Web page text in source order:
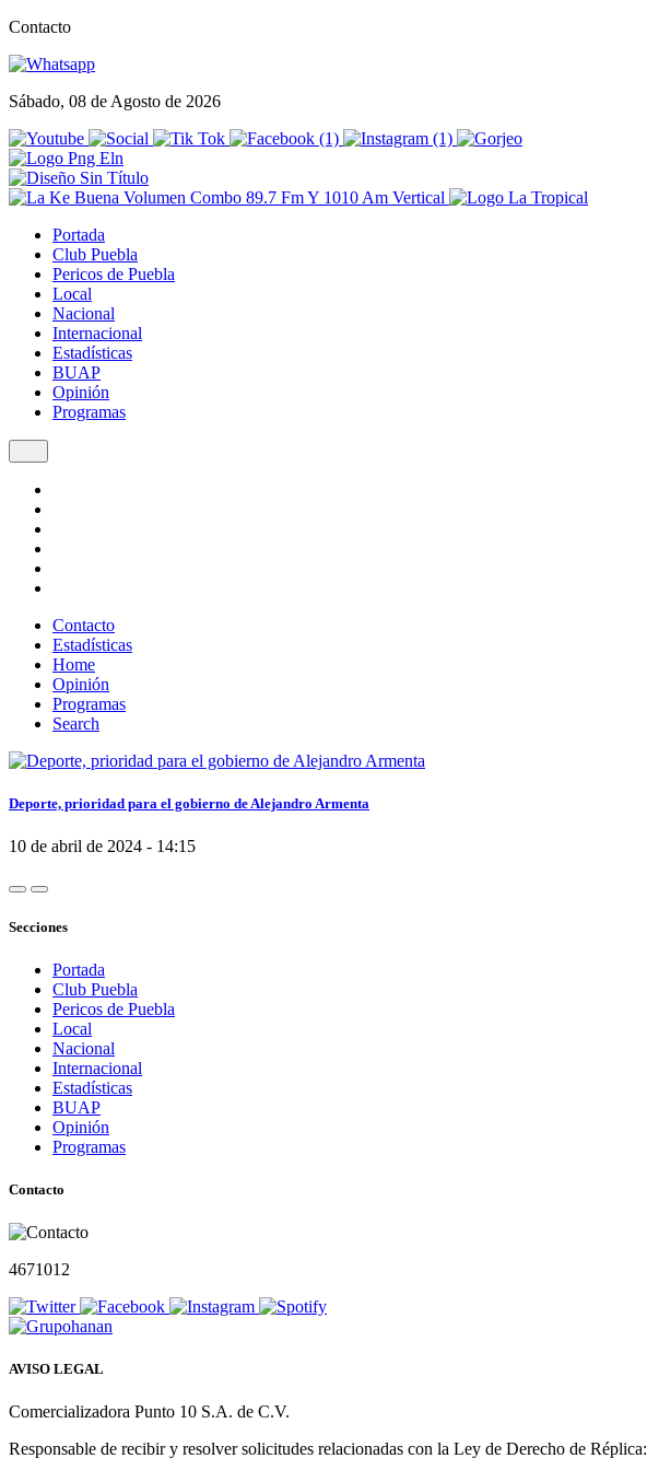
Contacto
Sábado, 08 de Agosto de 2026
Portada
Club Puebla
Pericos de Puebla
Local
Nacional
Internacional
Estadísticas
BUAP
Opinión
Programas
Contacto
Estadísticas
Home
Opinión
Programas
Search
Deporte, prioridad para el gobierno de Alejandro Armenta
10 de abril de 2024 - 14:15
Secciones
Portada
Club Puebla
Pericos de Puebla
Local
Nacional
Internacional
Estadísticas
BUAP
Opinión
Programas
Contacto
4671012
AVISO LEGAL
Comercializadora Punto 10 S.A. de C.V.
Responsable de recibir y resolver solicitudes relacionadas con la Ley de Derecho de Réplica: